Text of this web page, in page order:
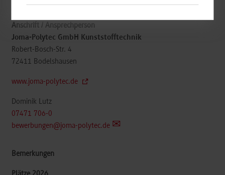
Maschinenbau / Produktionstechnik
Joma-Polytec GmbH Kunststofftechnik
Robert-Bosch-Str. 4
72411 Bodelshausen
www.joma-polytec.de
Dominik Lutz
07471 706-0
bewerbungen@joma-polytec.de